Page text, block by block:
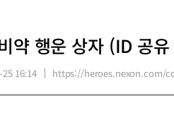
약 행운 상자 (ID 공
16:14 https://heroes.nexon.com/